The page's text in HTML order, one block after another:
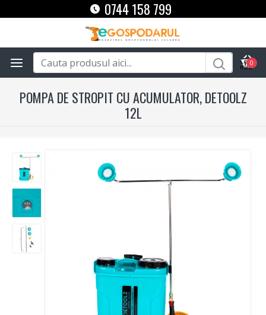
0744 158 799
0
POMPA DE STROPIT CU ACUMULATOR, DETOOLZ
12L